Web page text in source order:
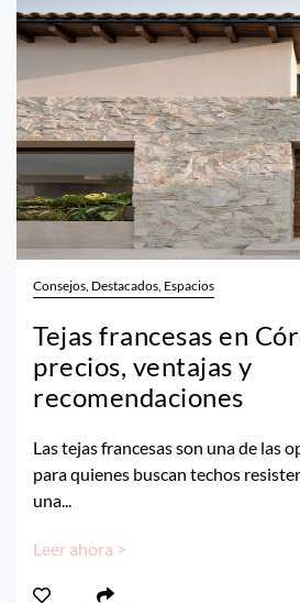
Consejos, Destacados, Espacios
Tejas francesas en
precios, ventajas y
recomendaciones
Las tejas francesas son una de las
para quienes buscan techos
una...
Leer ahora >